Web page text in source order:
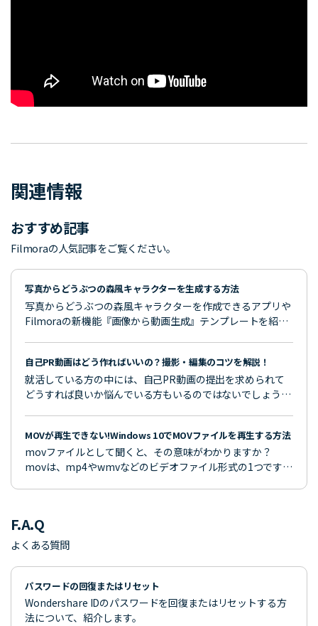
関連情報
おすすめ記事
Filmoraの人気記事をご覧ください。
写真からどうぶつの森風キャラクターを生成する方法
写真からどうぶつの森風キャラクターを作成できるアプリや
Filmoraの新機能『画像から動画生成』テンプレートを紹
自己PR動画はどう作ればいいの？撮影・編集のコツを解説！
就活している方の中には、自己PR動画の提出を求められて
どうすれば良いか悩んでいる方もいるのではないでしょう
こで今回は、自己PR動画を撮影するコツや編集するコツな
どを解説します。
MOVが再生できない!Windows 10でMOVファイルを再生する方法
movファイルとして聞くと、その意味がわかりますか？
movは、mp4やwmvなどのビデオファイル形式の1つです。
F.A.Q
よくある質問
パスワードの回復またはリセット
Wondershare IDのパスワードを回復またはリセットする方
法について、紹介します。